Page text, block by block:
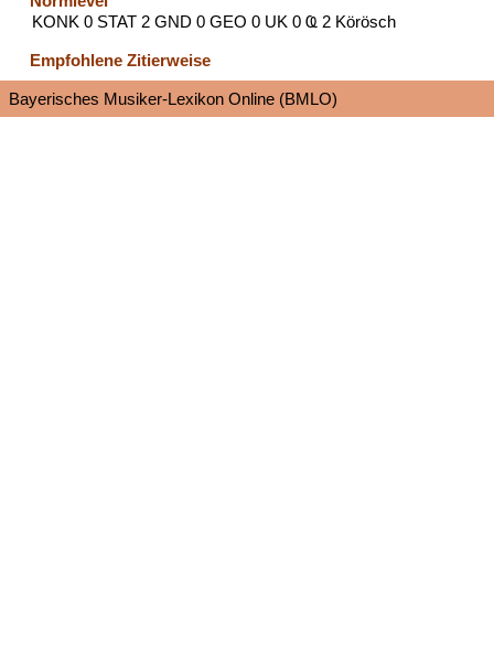
KONK 0 STAT 2 GND 0 GEO 0 UK 0 Ҩ 2 Körösch
Empfohlene Zitierweise
Bayerisches Musiker-Lexikon Online (BMLO)